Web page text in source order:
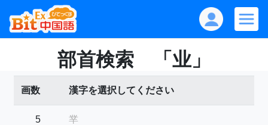
部首検索 「业」
画数 漢字を選択してください
5 丵